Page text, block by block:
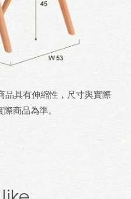
具有伸縮性，尺寸與實際
商品為準。